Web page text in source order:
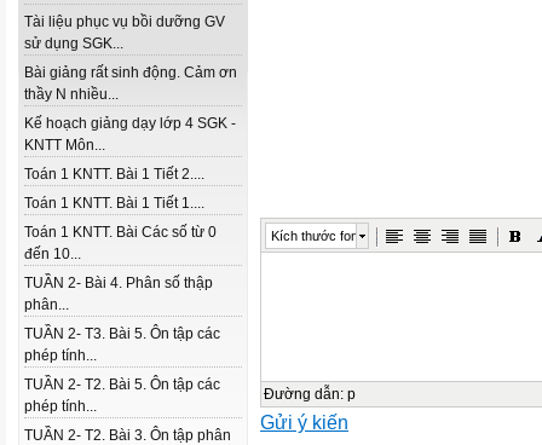
Tài liệu phục vụ bồi dưỡng GV
sử dụng SGK...
Bài giảng rất sinh động. Cảm ơn
thầy N nhiều...
Kế hoạch giảng dạy lớp 4 SGK -
KNTT Môn...
Toán 1 KNTT. Bài 1 Tiết 2....
Toán 1 KNTT. Bài 1 Tiết 1....
Toán 1 KNTT. Bài Các số từ 0
đến 10...
TUẦN 2- Bài 4. Phân số thập
phân...
TUẦN 2- T3. Bài 5. Ôn tập các
phép tính...
TUẦN 2- T2. Bài 5. Ôn tập các
phép tính...
TUẦN 2- T2. Bài 3. Ôn tập phân
Kích thước font
Đường dẫn: p
Gửi ý kiến